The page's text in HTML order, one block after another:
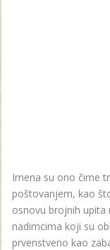
Imena su ono čime
poštovanjem, kao
osnovu brojnih upita
nadimcima koji su
prvenstveno kao